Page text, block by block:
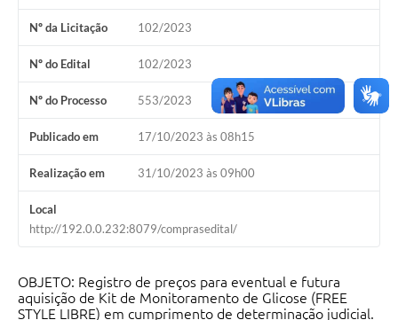
Nº da Licitação 102/2023
Nº do Edital 102/2023
Nº do Processo 553/2023
Publicado em 17/10/2023 às 08h15
Realização em 31/10/2023 às 09h00
Local
http://192.0.0.232:8079/comprasedital/
OBJETO: Registro de preços para eventual e futura
aquisição de Kit de Monitoramento de Glicose (FREE
STYLE LIBRE) em cumprimento de determinação judicial.